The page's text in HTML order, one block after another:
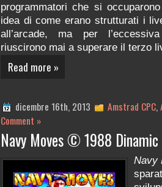
programmatori che si
idea di come erano strutturati i
all’arcade, ma per
riuscirono mai a superare il terzo
Read more »
dicembre 16th, 2013 Amstrad CPC,
Comment »
Navy Moves © 1988
Navy